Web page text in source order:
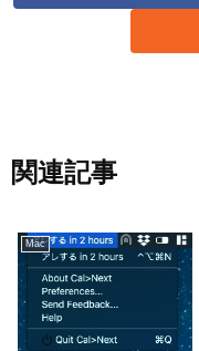
関連記事
Mac